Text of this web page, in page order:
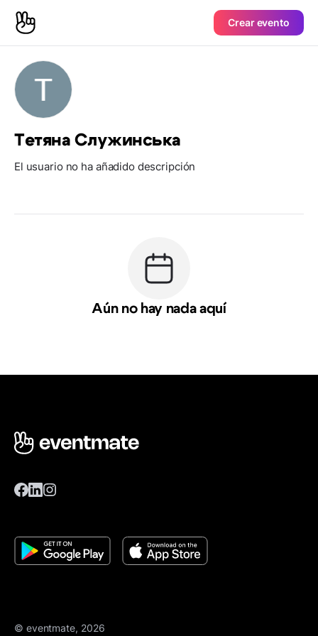
Crear evento
Тетяна Служинська
El usuario no ha añadido descripción
Aún no hay nada aquí
© eventmate, 2026